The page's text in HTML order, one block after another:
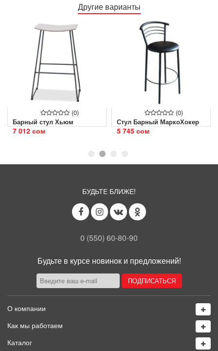
Другие варианты
(0)
Барный стул Хьюм
7 012 сом
(0)
Стул Барный МаркоХокер
5 745 сом
БУДЬТЕ БЛИЖЕ!
0 (550) 60-80-90
Будьте в курсе новинок и предложений!
О компании
Как мы работаем
Каталог